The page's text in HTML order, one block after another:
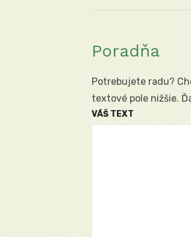
Poradňa
Potrebujete radu?
textové pole nižšie.
VÁŠ TEXT